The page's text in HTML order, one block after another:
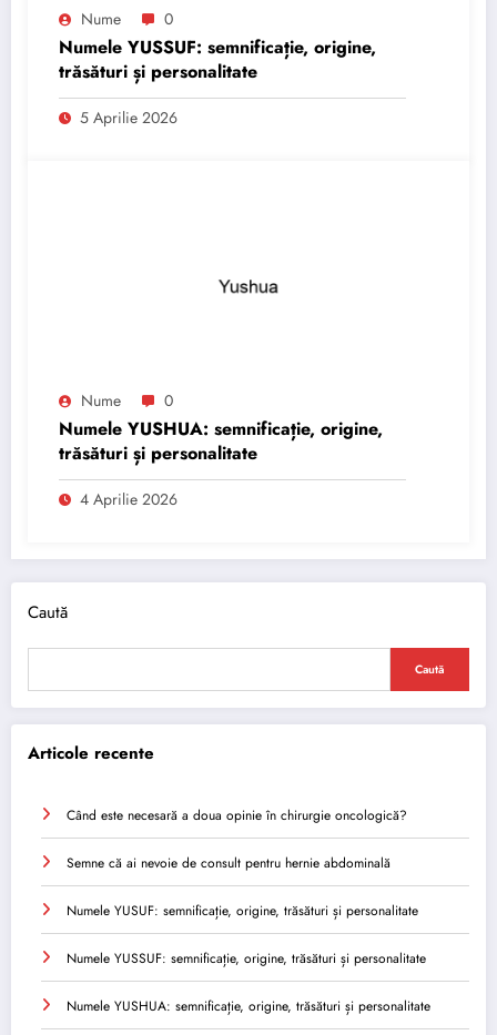
Nume 0
Numele YUSSUF: semnificație, origine,
trăsături și personalitate
5 Aprilie 2026
Nume 0
Numele YUSHUA: semnificație, origine,
trăsături și personalitate
4 Aprilie 2026
Caută
Caută
Articole recente
Când este necesară a doua opinie în chirurgie oncologică?
Semne că ai nevoie de consult pentru hernie abdominală
Numele YUSUF: semnificație, origine, trăsături și personalitate
Numele YUSSUF: semnificație, origine, trăsături și personalitate
Numele YUSHUA: semnificație, origine, trăsături și personalitate